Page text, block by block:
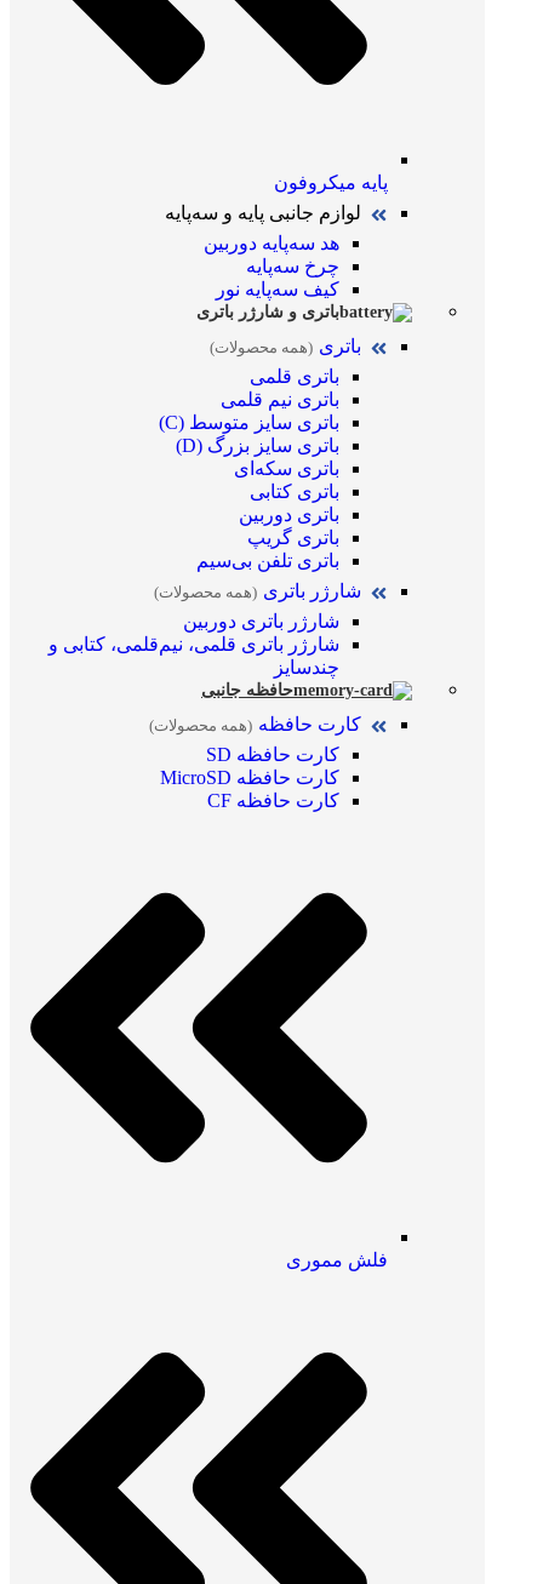
پایه میکروفون
لوازم جانبی پایه و سه‌پایه
هد سه‌پایه دوربین
چرخ سه‌پایه
کیف سه‌پایه نور
باتری و شارژر باتری
باتری (همه محصولات)
باتری قلمی
باتری نیم قلمی
باتری سایز متوسط (C)
باتری سایز بزرگ (D)
باتری سکه‌ای
باتری کتابی
باتری دوربین
باتری گریپ
باتری تلفن بی‌سیم
شارژر باتری (همه محصولات)
شارژر باتری دوربین
شارژر باتری قلمی، نیم‌قلمی، کتابی و
چندسایز
حافظه جانبی
کارت حافظه (همه محصولات)
کارت حافظه SD
کارت حافظه MicroSD
کارت حافظه CF
فلش مموری